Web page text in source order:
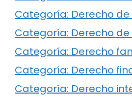
Categoría: Derecho
Categoría: Derecho de
Categoría: Derecho
Categoría: Derecho
Categoría: Derecho